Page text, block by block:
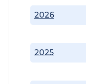
2025
2026